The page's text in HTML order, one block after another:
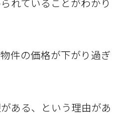
件の価格が下がり過ぎ
ある、という理由があ